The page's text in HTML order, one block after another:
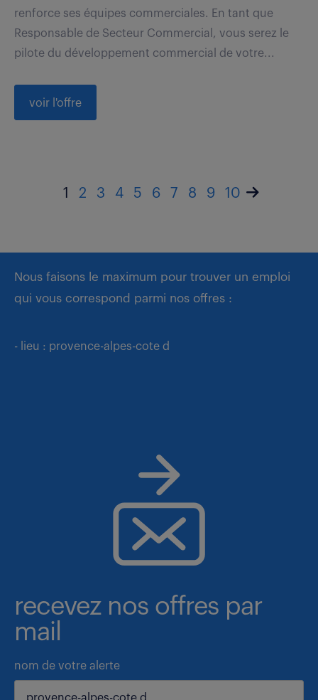
renforce ses équipes commerciales. En tant que
Responsable de Secteur Commercial, vous serez le
pilote du développement commercial de votre...
voir l'offre
1 2 3 4 5 6 7 8 9 10
Nous faisons le maximum pour trouver un emploi
qui vous correspond parmi nos offres :
- lieu : provence-alpes-cote d
recevez nos offres par
mail
nom de votre alerte